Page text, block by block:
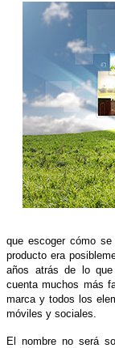
que escoger cómo
producto era
años atrás de lo
cuenta muchos más
marca y todos los
móviles y sociales.
El nombre no será